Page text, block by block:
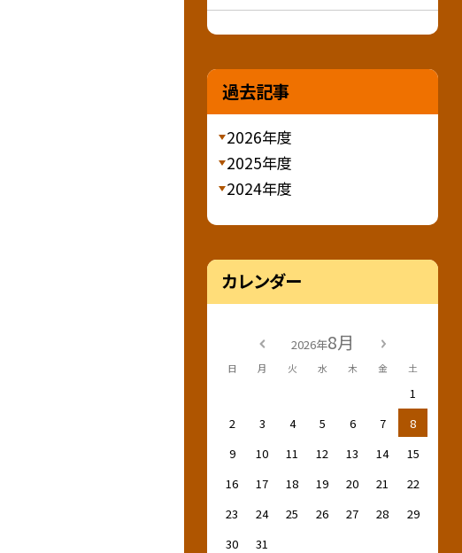
過去記事
2026年度
2025年度
2024年度
カレンダー
2026年8月
日 月 火 水 木 金 土
1
2
3 4 5 6 7
8
9
10 11 12 13 14
15
16
17 18 19 20 21
22
23
24 25 26 27 28
29
30
31